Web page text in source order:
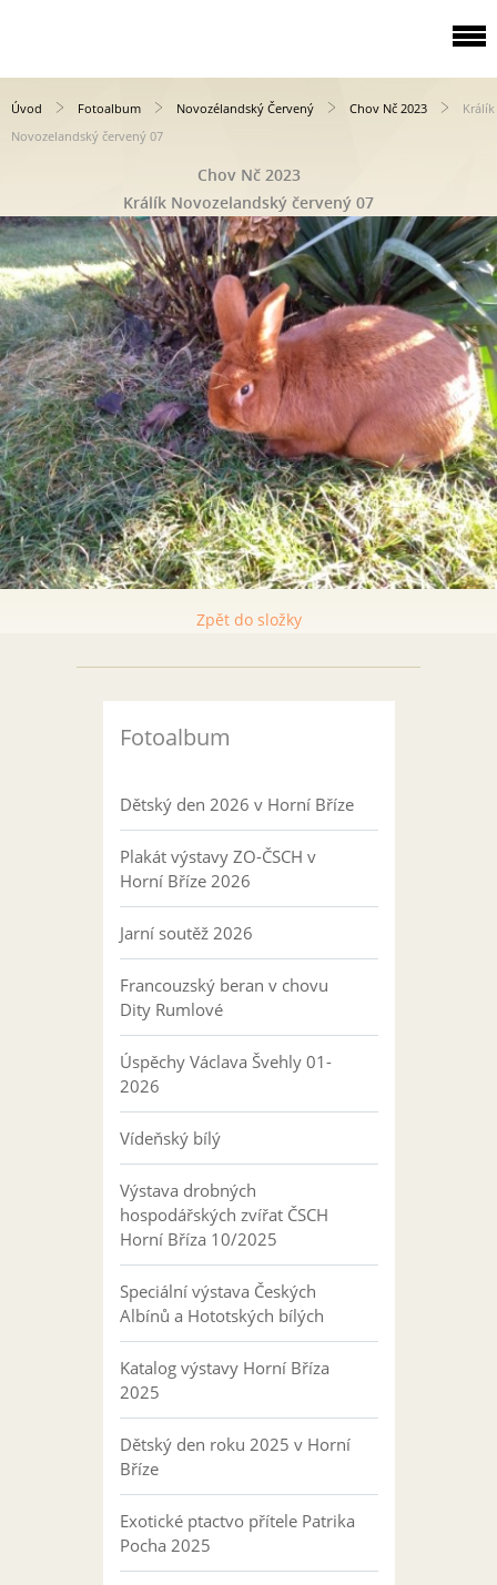
Úvod Fotoalbum Novozélandský Červený Chov Nč 2023
Králík
Novozelandský červený 07
Chov Nč 2023
Králík Novozelandský červený 07
Zpět do složky
Fotoalbum
Dětský den 2026 v Horní Bříze
Plakát výstavy ZO-ČSCH v
Horní Bříze 2026
Jarní soutěž 2026
Francouzský beran v chovu
Dity Rumlové
Úspěchy Václava Švehly 01-
2026
Vídeňský bílý
Výstava drobných
hospodářských zvířat ČSCH
Horní Bříza 10/2025
Speciální výstava Českých
Albínů a Hototských bílých
Katalog výstavy Horní Bříza
2025
Dětský den roku 2025 v Horní
Bříze
Exotické ptactvo přítele Patrika
Pocha 2025